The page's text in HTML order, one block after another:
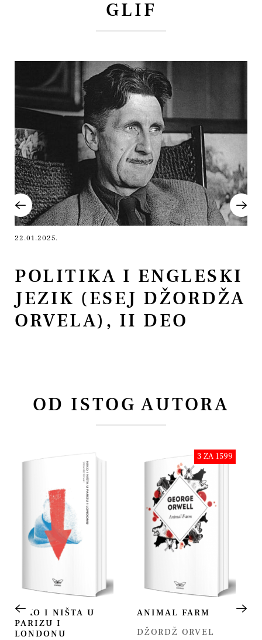
GLIF
22.01.2025.
POLITIKA I ENGLESKI
JEZIK (ESEJ DŽORDŽA
ORVELA), II DEO
OD ISTOG AUTORA
NIKO I NIŠTA U
PARIZU I
LONDONU
3 ZA 1599
ANIMAL FARM
DŽORDŽ ORVEL